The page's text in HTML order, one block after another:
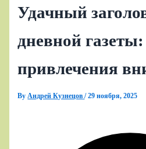
Удачный
дневной
привлечения
ByАндрей Кузнецов/29 ноября, 2025